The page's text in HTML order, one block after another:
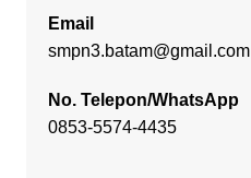
Email
smpn3.batam@gmail.com
No. Telepon/WhatsApp
0853-5574-4435